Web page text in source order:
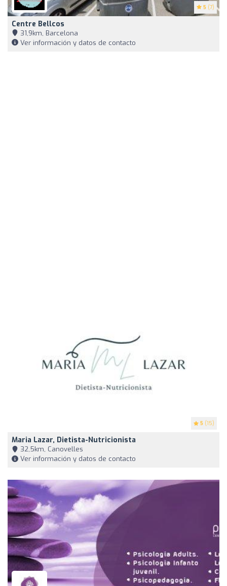
5 (7)
Centre Bellcos
31,9km, Barcelona
Ver información y datos de contacto
5 (15)
Maria Lazar, Dietista-Nutricionista
32,5km, Canovelles
Ver información y datos de contacto